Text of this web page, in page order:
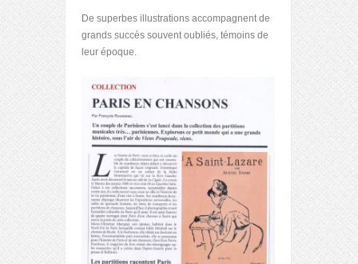
De superbes illustrations accompagnent de
grands succès souvent oubliés, témoins de
leur époque.